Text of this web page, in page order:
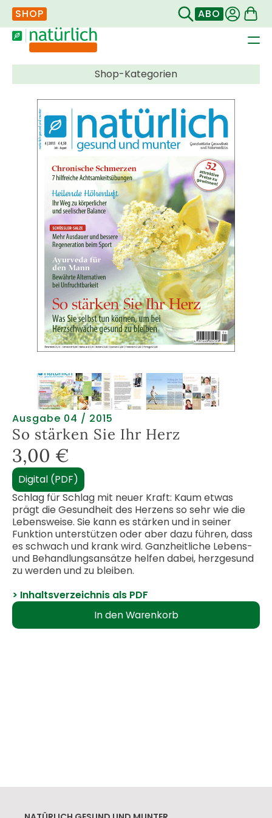
SHOP ABO
Ausgabe 04 / 2015
So stärken Sie Ihr Herz
3,00 €
Digital (PDF)
Schlag für Schlag mit neuer Kraft: Kaum etwas
prägt die Gesundheit des Herzens so sehr wie die
Lebensweise. Sie kann es stärken und in seiner
Funktion unterstützen oder aber dazu führen, dass
es schwach und krank wird. Ganzheitliche Lebens-
und Behandlungsansätze helfen dabei, herzgesund
zu werden und zu bleiben.
> Inhaltsverzeichnis als PDF